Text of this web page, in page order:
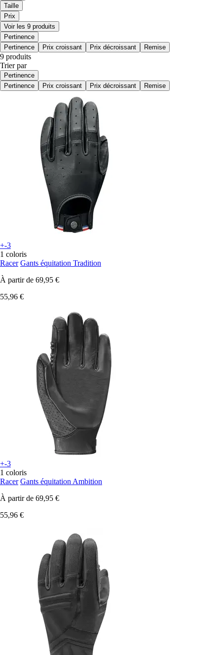
Taille
Prix
Voir les 9 produits
Pertinence
Pertinence
Prix croissant Prix décroissant Remise
9 produits
Trier par
Pertinence
Pertinence
Prix croissant Prix décroissant Remise
+-3
1 coloris
Racer Gants équitation Tradition
À partir de 69,95 €
55,96 €
+-3
1 coloris
Racer Gants équitation Ambition
À partir de 69,95 €
55,96 €